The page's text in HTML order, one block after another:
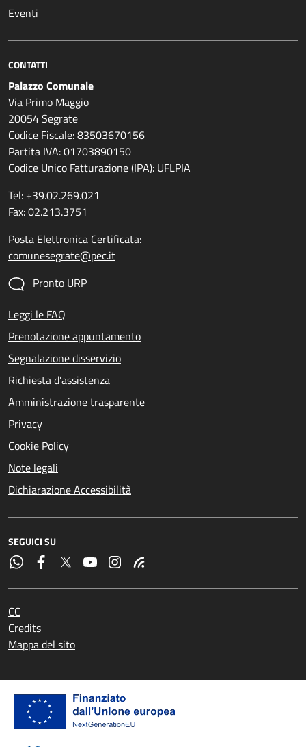
Eventi
CONTATTI
Palazzo Comunale
Via Primo Maggio
20054 Segrate
Codice Fiscale: 83503670156
Partita IVA: 01703890150
Codice Unico Fatturazione (IPA): UFLPIA
Tel: +39.02.269.021
Fax: 02.213.3751
Posta Elettronica Certificata:
comunesegrate@pec.it
Pronto URP
Leggi le FAQ
Prenotazione appuntamento
Segnalazione disservizio
Richiesta d'assistenza
Amministrazione trasparente
Privacy
Cookie Policy
Note legali
Dichiarazione Accessibilità
SEGUICI SU
CC
Credits
Mappa del sito